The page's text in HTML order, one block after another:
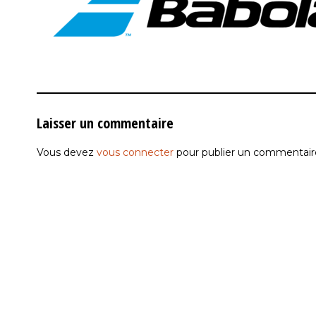
Laisser un commentaire
Vous devez vous connecter pour publier un